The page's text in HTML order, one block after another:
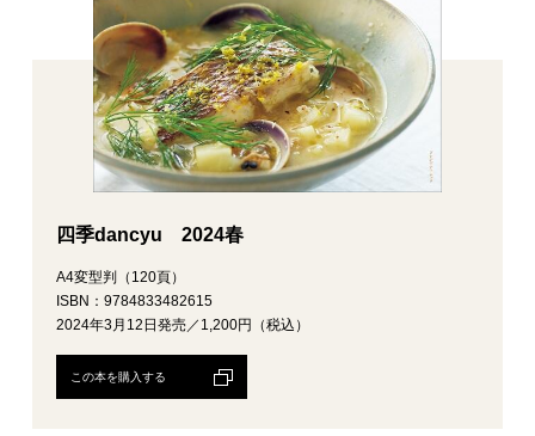
四季dancyu 2024春
A4変型判（120頁）
ISBN：9784833482615
2024年3月12日発売／1,200円（税込）
この本を購入する